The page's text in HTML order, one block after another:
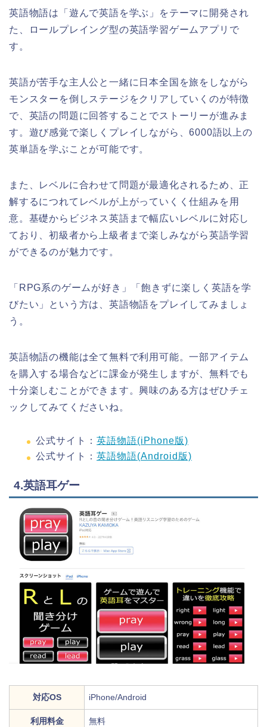
英語物語は「遊んで英語を学ぶ」をテーマに開発され
た、ロールプレイング型の英語学習ゲームアプリで
す。
英語が苦手な主人公と一緒に日本全国を旅をしながら
モンスターを倒しステージをクリアしていくのが特徴
で、英語の問題に回答することでストーリーが進みま
す。遊び感覚で楽しくプレイしながら、6000語以上の
英単語を学ぶことが可能です。
また、レベルに合わせて問題が最適化されるため、正
解するにつれてレベルが上がっていくく仕組みを用
意。基礎からビジネス英語まで幅広いレベルに対応し
ており、初級者から上級者まで楽しみながら英語学習
ができるのが魅力です。
「RPG系のゲームが好き」「飽きずに楽しく英語を学
びたい」という方は、英語物語をプレイしてみましょ
う。
英語物語の機能は全て無料で利用可能。一部アイテム
を購入する場合などに課金が発生しますが、無料でも
十分楽しむことができます。興味のある方はぜひチェ
ックしてみてくださいね。
公式サイト： 英語物語(iPhone版)
公式サイト： 英語物語(Android版)
4.英語耳ゲー
対応OS iPhone/Android
利用料金 無料